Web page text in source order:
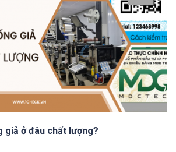
giả ở đâu chất lượng?